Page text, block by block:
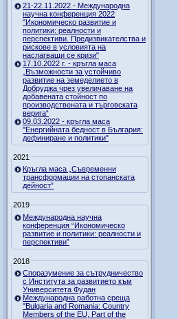
21-22.11.2022 - Международна
научна конференция 2022
"Икономическо развитие и
политики: реалности и
перспективи. Предизвикателства и
рискове в условията на
наслагващи се кризи"
17.10.2022 г. - кръгла маса
„Възможности за устойчиво
развитие на земеделието в
Добруджа чрез увеличаване на
добавената стойност по
производствената и търговската
верига“
09.03.2022 - кръгла маса
"Енергийната бедност в България:
дефиниране и политики"
2021
Кръгла маса „Съвременни
трансформации на стопанската
дейност”
2019
Международна научна
конференция “Икономическо
развитие и политики: реалности и
перспективи”
2018
Споразумение за сътрудничество
с Института за развитието към
Университета Фудан
Международна работна среща
"Bulgaria and Romania: Country
Members of the EU, Part of the